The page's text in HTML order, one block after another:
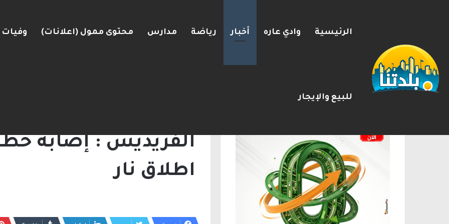
الرئيسية وادي عاره أخبار رياضة مدارس محتوى ممول (اعلانات) وفيات
للبيع والإيجار
مسؤول إسرائيلي: الحكومة اللبنانية وافقت على وجود الجيش الإسرائيلي داخل أراضيها
الفريديس : إصابة
اطلاق نار
الإعلانات